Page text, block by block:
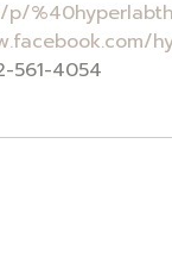
%40hyperlabth
561-4054